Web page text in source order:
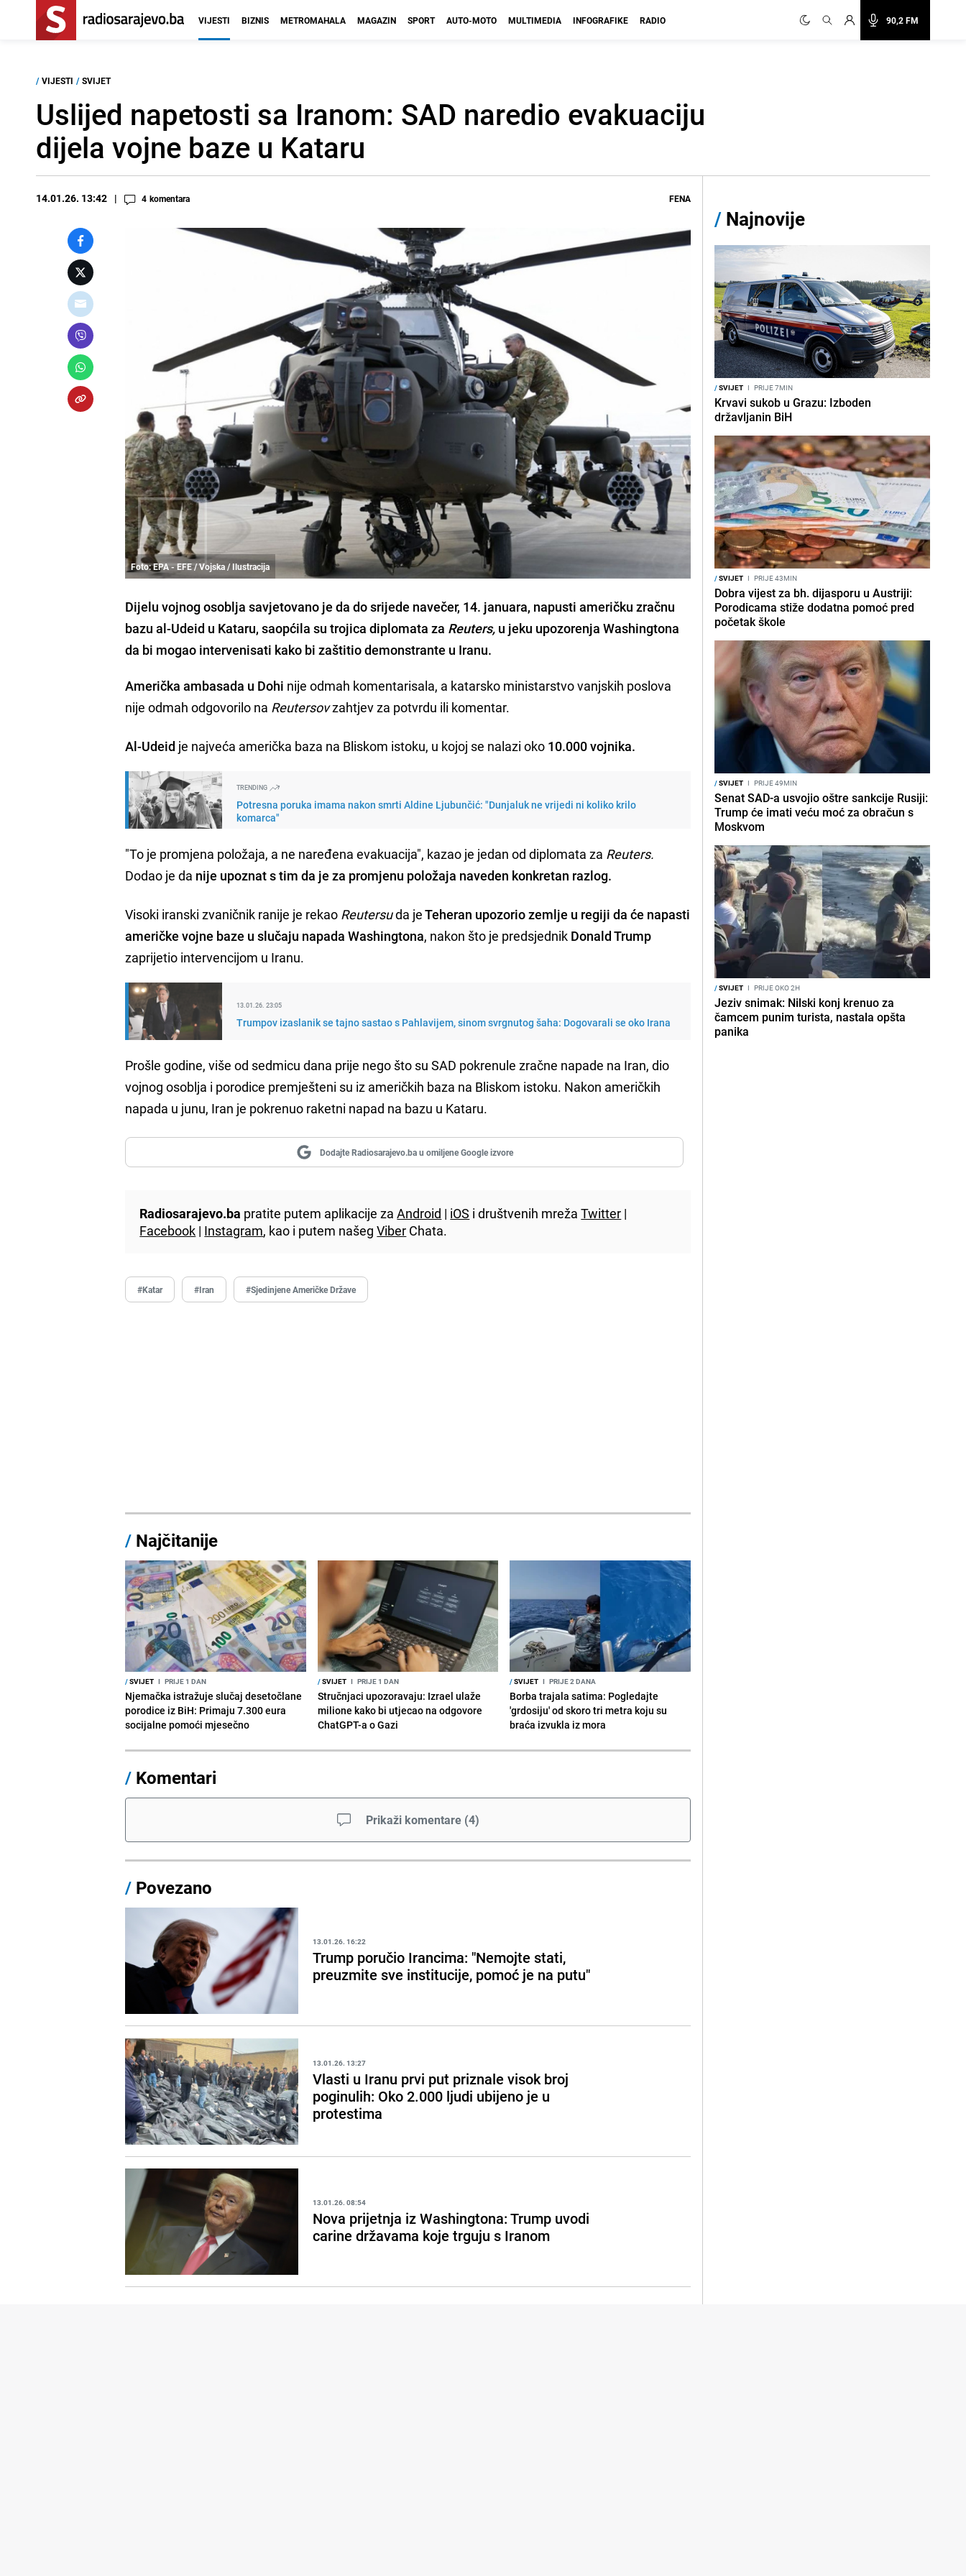
90,2 FM
VIJESTI BIZNIS METROMAHALA MAGAZIN SPORT AUTO-MOTO MULTIMEDIA INFOGRAFIKE RADIO
/ VIJESTI / SVIJET
Uslijed napetosti sa Iranom: SAD naredio evakuaciju
dijela vojne baze u Kataru
14.01.26. 13:42 4 komentara FENA
Foto: EPA - EFE / Vojska / Ilustracija
Dijelu vojnog osoblja savjetovano je da do srijede navečer, 14. januara, napusti američku zračnu
bazu al-Udeid u Kataru, saopćila su trojica diplomata za Reuters, u jeku upozorenja Washingtona
da bi mogao intervenisati kako bi zaštitio demonstrante u Iranu.
Američka ambasada u Dohi nije odmah komentarisala, a katarsko ministarstvo vanjskih poslova
nije odmah odgovorilo na Reutersovzahtjev za potvrdu ili komentar.
Al-Udeid je najveća američka baza na Bliskom istoku, u kojoj se nalazi oko 10.000 vojnika.
TRENDING
Potresna poruka imama nakon smrti Aldine Ljubunčić: "Dunjaluk ne vrijedi ni koliko krilo
komarca"
"To je promjena položaja, a ne naređena evakuacija", kazao je jedan od diplomata za Reuters.
Dodao je da nije upoznat s tim da je za promjenu položaja naveden konkretan razlog.
Visoki iranski zvaničnik ranije je rekao Reutersuda jeTeheran upozorio zemlje u regiji da će napasti
američke vojne baze u slučaju napada Washingtona, nakon što je predsjednik Donald Trump
zaprijetio intervencijom u Iranu.
13.01.26. 23:05
Trumpov izaslanik se tajno sastao s Pahlavijem, sinom svrgnutog šaha: Dogovarali se oko Irana
Prošle godine, više od sedmicu dana prije nego što su SAD pokrenule zračne napade na Iran, dio
vojnog osoblja i porodice premješteni su iz američkih baza na Bliskom istoku. Nakon američkih
napada u junu, Iran je pokrenuo raketni napad na bazu u Kataru.
Dodajte Radiosarajevo.ba u omiljene Google izvore
Radiosarajevo.ba pratite putem aplikacije zaAndroid | iOS i društvenih mrežaTwitter |
Facebook | Instagram, kao i putem našegViber Chata.
#Katar #Iran #Sjedinjene Američke Države
/ Najčitanije
/SVIJET I PRIJE 1 DAN
Njemačka istražuje slučaj desetočlane
porodice iz BiH: Primaju 7.300 eura
socijalne pomoći mjesečno
/SVIJET I PRIJE 1 DAN
Stručnjaci upozoravaju: Izrael ulaže
milione kako bi utjecao na odgovore
ChatGPT-a o Gazi
/SVIJET I PRIJE 2 DANA
Borba trajala satima: Pogledajte
'grdosiju' od skoro tri metra koju su
braća izvukla iz mora
/ Komentari
Prikaži komentare (4)
/ Povezano
13.01.26. 16:22
Trump poručio Irancima: "Nemojte stati,
preuzmite sve institucije, pomoć je na putu"
13.01.26. 13:27
Vlasti u Iranu prvi put priznale visok broj
poginulih: Oko 2.000 ljudi ubijeno je u
protestima
13.01.26. 08:54
Nova prijetnja iz Washingtona: Trump uvodi
carine državama koje trguju s Iranom
/ Najnovije
/SVIJET I PRIJE 7MIN
Krvavi sukob u Grazu: Izboden
državljanin BiH
/SVIJET I PRIJE 43MIN
Dobra vijest za bh. dijasporu u Austriji:
Porodicama stiže dodatna pomoć pred
početak škole
/SVIJET I PRIJE 49MIN
Senat SAD-a usvojio oštre sankcije Rusiji:
Trump će imati veću moć za obračun s
Moskvom
/SVIJET I PRIJE OKO 2H
Jeziv snimak: Nilski konj krenuo za
čamcem punim turista, nastala opšta
panika